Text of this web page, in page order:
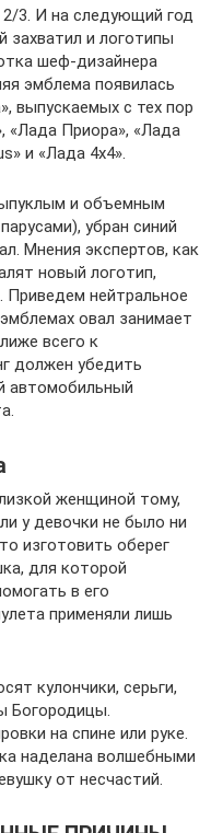
3. И на следующий год
захватил и логотипы
шеф-дизайнера
эмблема появилась
выпускаемых с тех пор
«Лада Приора», «Лада
и «Лада 4х4».
и объемным
убран синий
Мнения экспертов, как
новый логотип,
Приведем нейтральное
овал занимает
всего к
должен убедить
автомобильный
женщиной тому,
у девочки не было ни
изготовить оберег
для которой
в его
применяли лишь
кулончики, серьги,
Богородицы.
на спине или руке.
наделана волшебными
от несчастий.